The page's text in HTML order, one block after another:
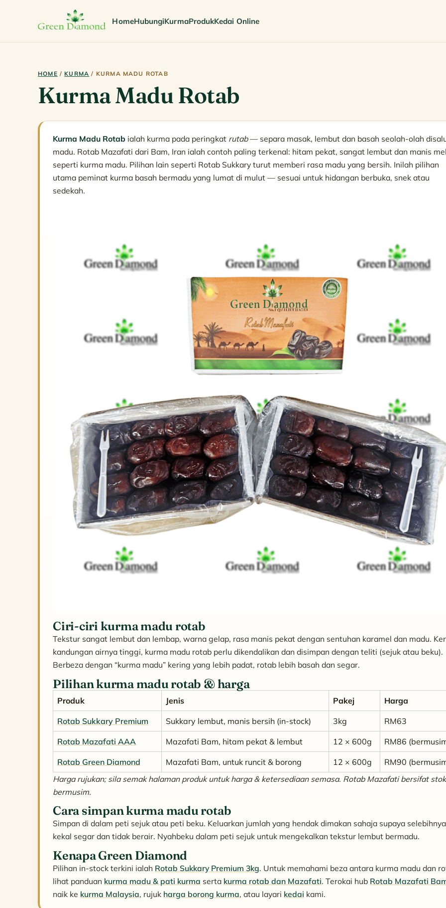
HomeHubungiKurmaProdukKedai Online
HOME / KURMA / KURMA MADU ROTAB
Kurma Madu Rotab
Kurma Madu Rotab ialah kurma pada peringkat rutab— separa masak, lembut dan basah seolah-olah
madu. Rotab Mazafati dari Bam, Iran ialah contoh paling terkenal: hitam pekat, sangat lembut dan manis
seperti kurma madu. Pilihan lain seperti Rotab Sukkary turut memberi rasa madu yang bersih. Inilah pilihan
utama peminat kurma basah bermadu yang lumat di mulut — sesuai untuk hidangan berbuka, snek atau
sedekah.
Ciri-ciri kurma madu rotab
Tekstur sangat lembut dan lembap, warna gelap, rasa manis pekat dengan sentuhan karamel dan madu.
kandungan airnya tinggi, kurma madu rotab perlu dikendalikan dan disimpan dengan teliti (sejuk atau beku).
Berbeza dengan “kurma madu” kering yang lebih padat, rotab lebih basah dan segar.
Pilihan kurma madu rotab & harga
Produk Jenis Pakej Harga
Rotab Sukkary Premium Sukkary lembut, manis bersih (in-stock) 3kg RM63
Rotab Mazafati AAA Mazafati Bam, hitam pekat & lembut 12 × 600g RM86
Rotab Green Diamond Mazafati Bam, untuk runcit & borong 12 × 600g
RM90
Harga rujukan; sila semak halaman produk untuk harga & ketersediaan semasa. Rotab Mazafati bersifat stok
bermusim.
Cara simpan kurma madu rotab
Simpan di dalam peti sejuk atau peti beku. Keluarkan jumlah yang hendak dimakan sahaja supaya selebihnya
kekal segar dan tidak berair. Nyahbeku dalam peti sejuk untuk mengekalkan tekstur lembut bermadu.
Kenapa Green Diamond
Pilihan in-stock terkini ialah Rotab Sukkary Premium 3kg. Untuk memahami beza antara kurma madu dan
lihat panduan kurma madu & pati kurma serta kurma rotab dan Mazafati. Terokai hub Rotab Mazafati
naik ke kurma Malaysia, rujuk harga borong kurma, atau layari kedai kami.